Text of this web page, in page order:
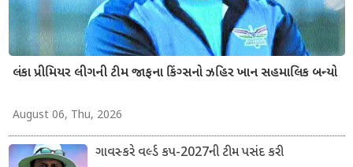
લંકા પ્રીમિયર લીગની ટીમ જાફના કિંગ્સનો ઝહિર ખાન સહમાલિક બન્યો
August 06, Thu, 2026
ગાવસ્કરે વર્લ્ડ કપ-2027ની ટીમ પસંદ કરી